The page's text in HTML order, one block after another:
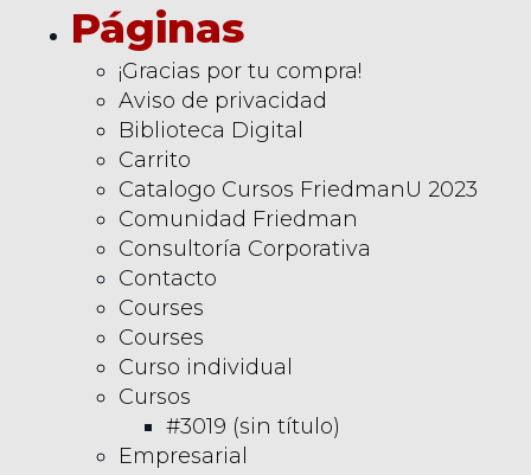
Páginas
¡Gracias por tu compra!
Aviso de privacidad
Biblioteca Digital
Carrito
Catalogo Cursos FriedmanU 2023
Comunidad Friedman
Consultoría Corporativa
Contacto
Courses
Courses
Curso individual
Cursos
#3019 (sin título)
Empresarial